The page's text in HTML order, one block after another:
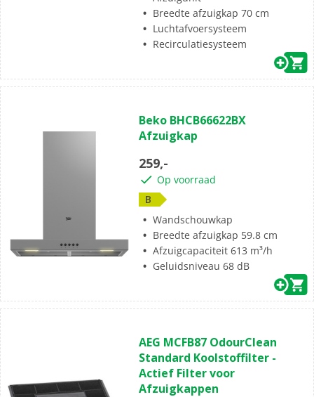
Breedte afzuigkap 70 cm
Luchtafvoersysteem
Recirculatiesysteem
Beko BHCB66622BX
Afzuigkap
259,-
Op voorraad
B
Wandschouwkap
Breedte afzuigkap 59.8 cm
Afzuigcapaciteit 613 m³/h
Geluidsniveau 68 dB
AEG MCFB87 OdourClean
Standard Koolstoffilter -
Actief Filter voor
Afzuigkappen